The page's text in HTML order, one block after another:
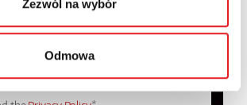
Zezwól na wybór
Odmowa
More information on the processing of